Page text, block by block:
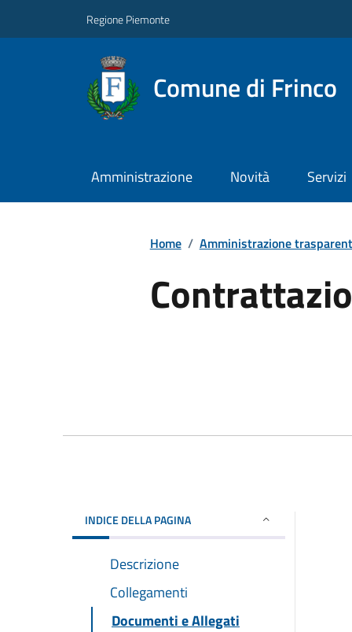
Regione Piemonte
Comune di Frinco
Amministrazione Novità Servizi
Home / Amministrazione
INDICE DELLA PAGINA
Descrizione
Collegamenti
Documenti e Allegati